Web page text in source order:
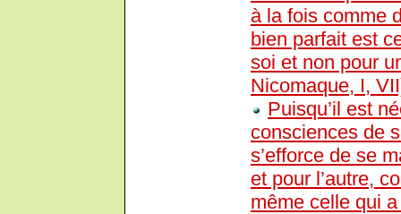
à la fois comme
bien parfait est
soi et non pour
Nicomaque, I,
Puisqu’il est
consciences de
s’efforce de se
et pour l’autre,
même celle qui